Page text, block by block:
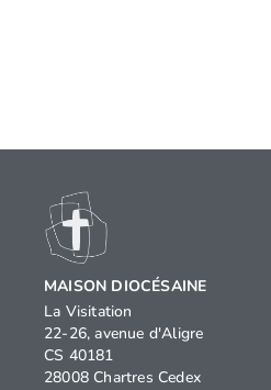
MAISON DIOCÉSAINE
La Visitation
22-26, avenue d'Aligre
CS 40181
28008 Chartres Cedex